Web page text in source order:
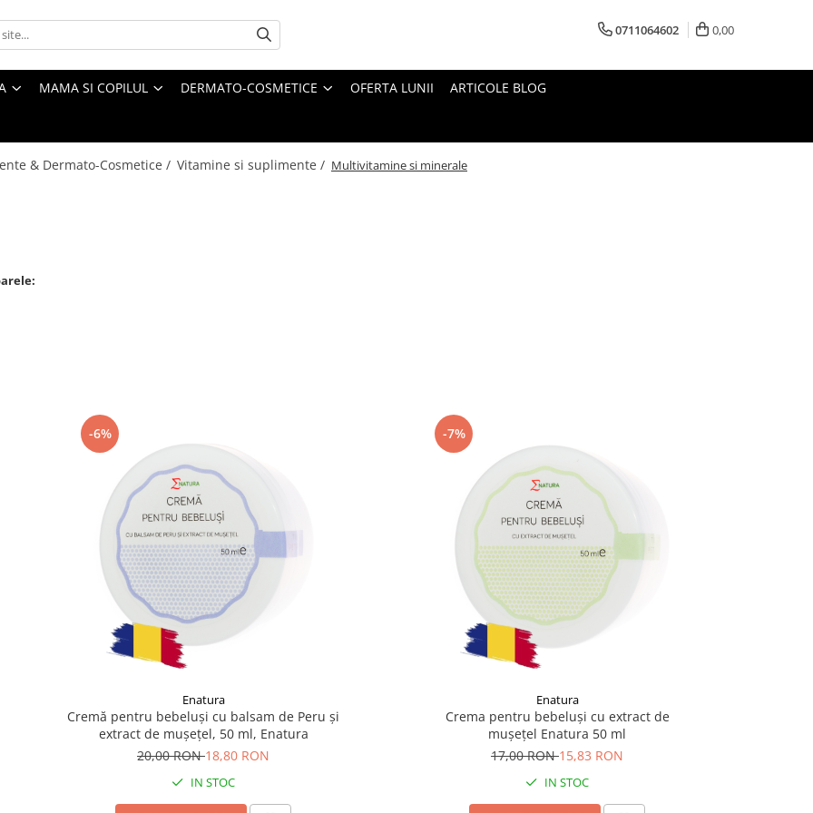
0711064602 0,00
MAMA SI COPILUL DERMATO-COSMETICE OFERTA LUNII ARTICOLE BLOG
& Dermato-Cosmetice / Vitamine si suplimente / Multivitamine si minerale
-6%
Enatura
Cremă pentru bebeluși cu balsam de Peru și
extract de mușețel, 50 ml, Enatura
20,00 RON18,80 RON
IN STOC
-7%
Enatura
Crema pentru bebeluși cu extract de
mușețel Enatura 50 ml
17,00 RON15,83 RON
IN STOC